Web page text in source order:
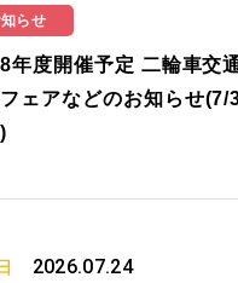
らせ
年度開催予定 二輪車交
ェアなどのお知らせ(7/
2026.07.24